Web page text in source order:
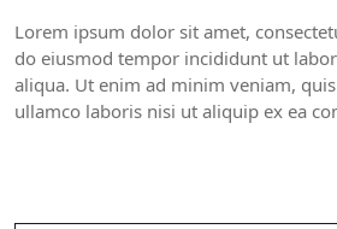
Lorem ipsum dolor sit amet,
do eiusmod tempor incididunt ut
aliqua. Ut enim ad minim veniam,
ullamco laboris nisi ut aliquip ex ea